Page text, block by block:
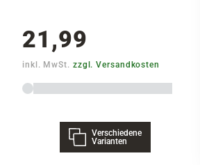
21,99
inkl. MwSt. zzgl. Versandkosten
Verschiedene
Varianten